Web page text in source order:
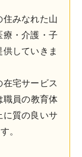
みなれた山
療・介護・子
していきま
宅サービス
職員の教育体
質の良いサ
。